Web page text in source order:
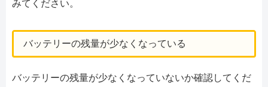
みてください。
バッテリーの残量が少なくなっている
バッテリーの残量が少なくなっていないか確認してくだ